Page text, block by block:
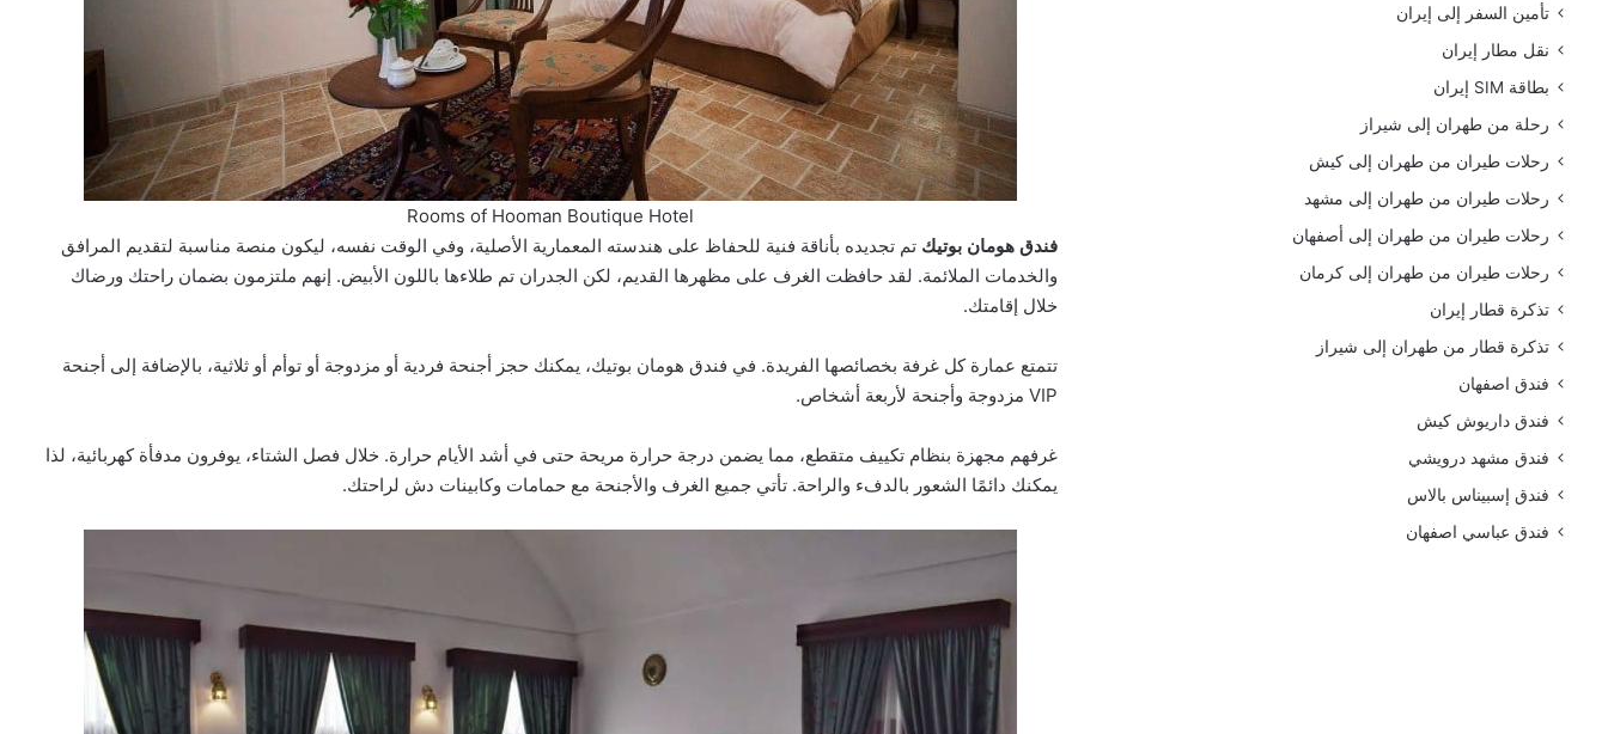
Rooms of Hooman Boutique Hotel
فندق هومان بوتيك تم تجديده بأناقة فنية للحفاظ على هندسته المعمارية الأصلية، وفي الوقت نفسه، ليكون منصة مناسبة لتقديم المرافق
والخدمات الملائمة. لقد حافظت الغرف على مظهرها القديم، لكن الجدران تم طلاءها باللون الأبيض. إنهم ملتزمون بضمان راحتك ورضاك
خلال إقامتك.
تتمتع عمارة كل غرفة بخصائصها الفريدة. في فندق هومان بوتيك، يمكنك حجز أجنحة فردية أو مزدوجة أو توأم أو ثلاثية، بالإضافة إلى أجنحة
VIP مزدوجة وأجنحة لأربعة أشخاص.
غرفهم مجهزة بنظام تكييف متقطع، مما يضمن درجة حرارة مريحة حتى في أشد الأيام حرارة. خلال فصل الشتاء، يوفرون مدفأة كهربائية، لذا
يمكنك دائمًا الشعور بالدفء والراحة. تأتي جميع الغرف والأجنحة مع حمامات وكابينات دش لراحتك.
تأمين السفر إلى إيران
نقل مطار إيران
بطاقة SIM إيران
رحلة من طهران إلى شيراز
رحلات طيران من طهران إلى كيش
رحلات طيران من طهران إلى مشهد
رحلات طيران من طهران إلى أصفهان
رحلات طيران من طهران إلى كرمان
تذكرة قطار إيران
تذكرة قطار من طهران إلى شيراز
فندق اصفهان
فندق داريوش كيش
فندق مشهد درويشي
فندق إسبيناس بالاس
فندق عباسي اصفهان